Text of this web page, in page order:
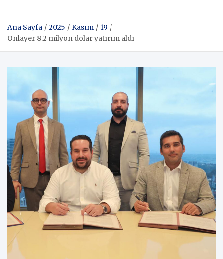
Ana Sayfa 2025 Kasım
19
Onlayer 8.2 milyon dolar yatırım aldı